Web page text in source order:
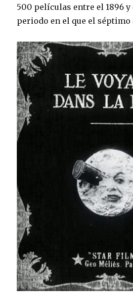
500 películas entre el 1896 y
periodo en el que el séptimo